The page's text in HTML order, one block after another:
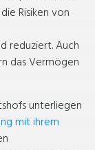
Risiken von
reduziert. Auch
das Vermögen
unterliegen
mit ihrem